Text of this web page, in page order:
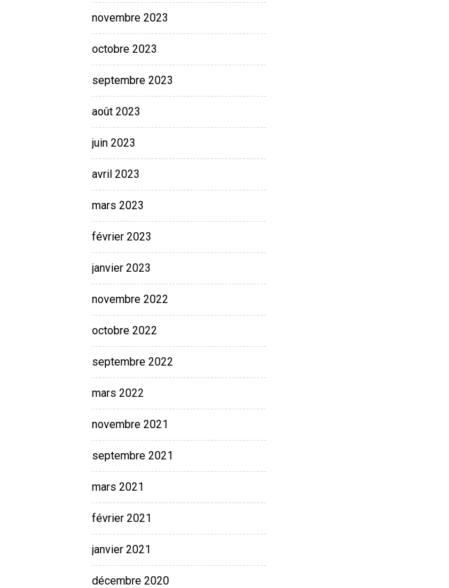
novembre 2023
octobre 2023
septembre 2023
août 2023
juin 2023
avril 2023
mars 2023
février 2023
janvier 2023
novembre 2022
octobre 2022
septembre 2022
mars 2022
novembre 2021
septembre 2021
mars 2021
février 2021
janvier 2021
décembre 2020